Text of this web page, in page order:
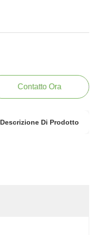
Contatto Ora
Descrizione Di Prodotto